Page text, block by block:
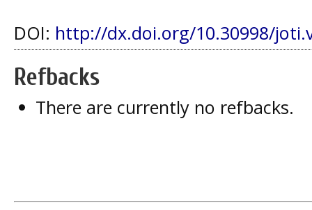
DOI: http://dx.doi.org/10.30998/
Refbacks
There are currently no refbacks.